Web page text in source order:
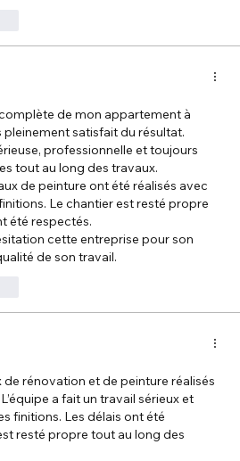
de mon appartement à
satisfait du résultat.
professionnelle et toujours
tout au long des travaux.
de peinture ont été réalisés avec
Le chantier est resté propre
été respectés.
cette entreprise pour son
de son travail.
rénovation et de peinture réalisés
a fait un travail sérieux et
finitions. Les délais ont été
resté propre tout au long des